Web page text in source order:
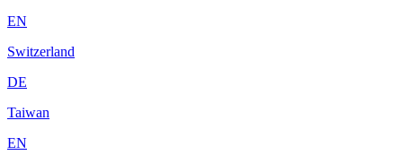
EN
Switzerland
DE
Taiwan
EN